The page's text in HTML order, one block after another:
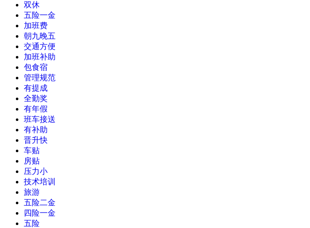
双休
五险一金
加班费
朝九晚五
交通方便
加班补助
包食宿
管理规范
有提成
全勤奖
有年假
班车接送
有补助
晋升快
车贴
房贴
压力小
技术培训
旅游
五险二金
四险一金
五险